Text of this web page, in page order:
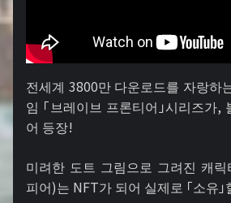
전세계 3800만 다운로드를 자랑하
임 「브레이브 프론티어」시리즈가,
어 등장!
미려한 도트 그림으로 그려진 캐
피어)는 NFT가 되어 실제로 「소유